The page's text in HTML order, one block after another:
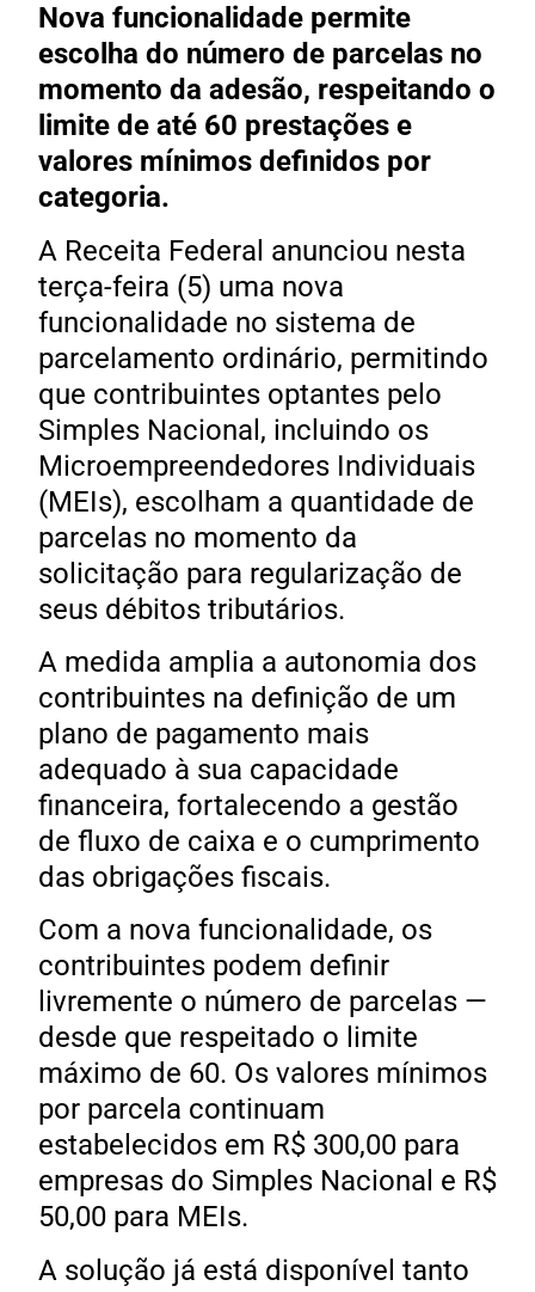
Nova funcionalidade permite
escolha do número de parcelas no
momento da adesão, respeitando o
limite de até 60 prestações e
valores mínimos definidos por
categoria.
A Receita Federal anunciou nesta
terça-feira (5) uma nova
funcionalidade no sistema de
parcelamento ordinário, permitindo
que contribuintes optantes pelo
Simples Nacional, incluindo os
Microempreendedores Individuais
(MEIs), escolham a quantidade de
parcelas no momento da
solicitação para regularização de
seus débitos tributários.
A medida amplia a autonomia dos
contribuintes na definição de um
plano de pagamento mais
adequado à sua capacidade
financeira, fortalecendo a gestão
de fluxo de caixa e o cumprimento
das obrigações fiscais.
Com a nova funcionalidade, os
contribuintes podem definir
livremente o número de parcelas —
desde que respeitado o limite
máximo de 60. Os valores mínimos
por parcela continuam
estabelecidos em R$ 300,00 para
empresas do Simples Nacional e R$
50,00 para MEIs.
A solução já está disponível tanto